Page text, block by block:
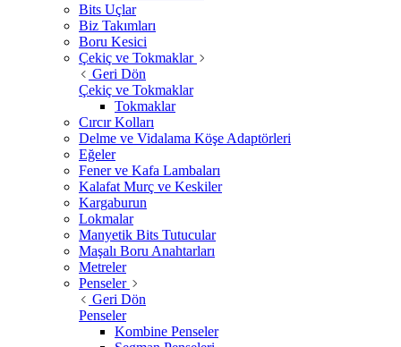
Bits Uçlar
Biz Takımları
Boru Kesici
Çekiç ve Tokmaklar
Geri Dön
Çekiç ve Tokmaklar
Tokmaklar
Cırcır Kolları
Delme ve Vidalama Köşe Adaptörleri
Eğeler
Fener ve Kafa Lambaları
Kalafat Murç ve Keskiler
Kargaburun
Lokmalar
Manyetik Bits Tutucular
Maşalı Boru Anahtarları
Metreler
Penseler
Geri Dön
Penseler
Kombine Penseler